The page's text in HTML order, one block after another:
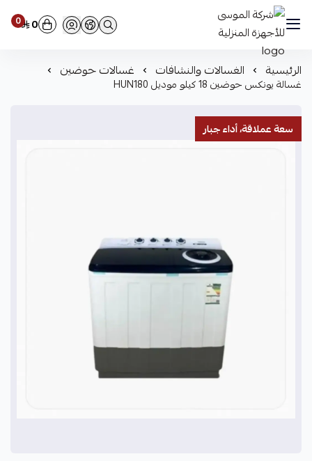
شركة الموسى للأجهزة المنزلية 0 0
الرئيسية الغسالات والنشافات غسالات حوضين
غسالة يونكس حوضين 18 كيلو موديل HUN180
سعة عملاقة، أداء جبار